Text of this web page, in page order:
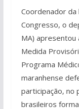
Coordenador da
Congresso, o
MA) apresentou
Medida
Programa
maranhense
participação, no
brasileiros